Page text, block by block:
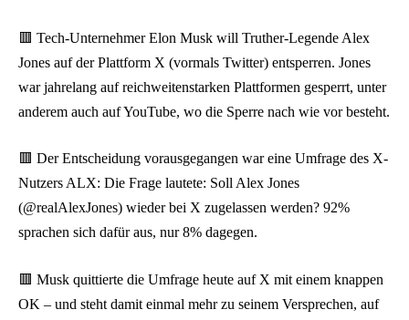
🟥 Tech-Unternehmer Elon Musk will Truther-Legende Alex
Jones auf der Plattform X (vormals Twitter) entsperren. Jones
war jahrelang auf reichweitenstarken Plattformen gesperrt, unter
anderem auch auf YouTube, wo die Sperre nach wie vor besteht.
🟥 Der Entscheidung vorausgegangen war eine Umfrage des X-
Nutzers ALX: Die Frage lautete: Soll Alex Jones
(@realAlexJones) wieder bei X zugelassen werden? 92%
sprachen sich dafür aus, nur 8% dagegen.
🟥 Musk quittierte die Umfrage heute auf X mit einem knappen
OK – und steht damit einmal mehr zu seinem Versprechen, auf